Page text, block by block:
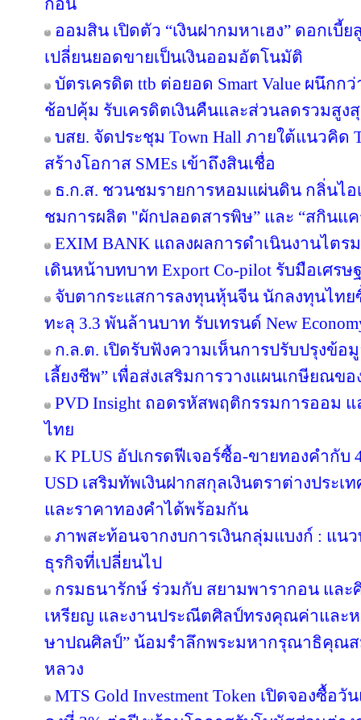
ก่อน
ออมสิน เปิดตัว “เงินฝากมหาเฮง” ดอกเบี้
เปลี่ยนยอดขายเป็นเงินออมอัตโนมัติ
บัตรเครดิต ttb ต่อยอด Smart Value ผนึก
ช้อปคุ้ม รับเครดิตเงินคืนและส่วนลดรวมสูง
บสย. จัดประชุม Town Hall ภายใต้แนวคิด
สร้างโอกาส SMEs เข้าถึงสินเชื่อ
ธ.ก.ส. ชวนชมรายการหอมแผ่นดิน กลิ่นไ
ชมการผลิต "ผักปลอดสารพิษ” และ “สกินแ
EXIM BANK แถลงผลการดำเนินงานไตร
เดินหน้าบทบาท Export Co-pilot รับมือเศรษ
จับตากระแสการลงทุนหุ้นจีน นักลงทุนไทยซื้
ทะลุ 3.3 พันล้านบาท รับเทรนด์ New
ก.ล.ต. เปิดรับฟังความเห็นการปรับปรุงข้อ
เลี้ยงชีพ” เพื่อส่งเสริมการวางแผนเกษียณข
PVD Insight ถอดรหัสพฤติกรรมการออม
ไทย
K PLUS อัปเกรดฟีเจอร์ซื้อ-ขายทองคำกับ
USD เสริมทัพเงินฝากสกุลเงินตราต่างประเ
และราคาทองคำได้พร้อมกัน
ภาพสะท้อนจากงบการเงินกลุ่มแบงก์ : แ
ธุรกิจที่เปลี่ยนไป
กรมธนารักษ์ ร่วมกับ สยามพารากอน แล
เหรียญ และงานประณีตศิลป์ทรงคุณค่าและ
ษาปณศิลป์” น้อมรำลึกพระมหากรุณาธิคุณ
หลวง
MTS Gold Investment Token เปิดจองซื้อ